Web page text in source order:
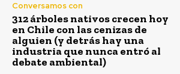
Conversamos con
312 árboles nativos crecen hoy
en Chile con las cenizas de
alguien (y detrás hay una
industria que nunca entró al
debate ambiental)